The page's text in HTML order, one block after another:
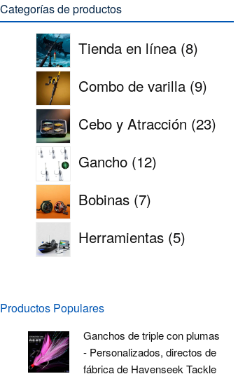
Categorías de productos
Tienda en línea 88
Combo de varilla 99
Cebo y Atracción 2323
Gancho 1212
Bobinas 77
Herramientas 55
Productos Populares
Ganchos de triple con plumas
- Personalizados, directos de
fábrica de Havenseek Tackle